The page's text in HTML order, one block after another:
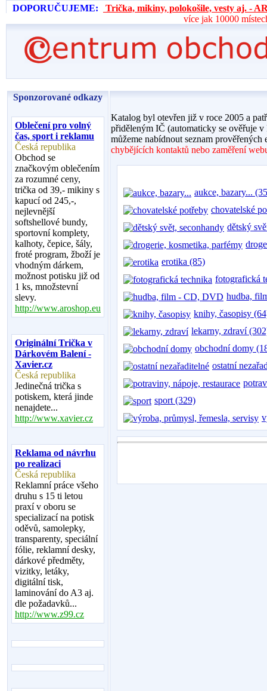
DOPORUČUJEME:
Trička, mikiny, polokošile, vesty aj. -
více jak 10000
Sponzorované odkazy
Oblečení pro volný
čas, sport i reklamu
Česká republika
Obchod se
značkovým oblečením
za rozumné ceny,
trička od 39,- mikiny s
kapucí od 245,-,
nejlevnější
softshellové bundy,
sportovní komplety,
kalhoty, čepice, šály,
froté program, žboží je
vhodným dárkem,
možnost potisku již od
1 ks, množstevní
slevy.
http://www.aroshop.eu
Originální Trička v
Dárkovém Balení -
Xavier.cz
Česká republika
Jedinečná trička s
potiskem, která jinde
nenajdete...
http://www.xavier.cz
Reklama od návrhu
po realizaci
Česká republika
Reklamní práce všeho
druhu s 15 ti letou
praxí v oboru se
specializací na potisk
oděvů, samolepky,
transparenty, speciální
fólie, reklamní desky,
dárkové předměty,
vizitky, letáky,
digitální tisk,
laminování do A3 aj.
dle požadavků...
http://www.z99.cz
Katalog byl otevřen již v roce 2005 a
přiděleným IČ (automaticky se ověřuje
můžeme nabídnout seznam
chybějících kontaktů nebo zaměření
aukce, bazary...
chovatelské
dětský
erotika (85)
fotografická
hudba,
knihy, časopisy
lekarny, zdraví
obchodní domy
ostatní
sport (329)